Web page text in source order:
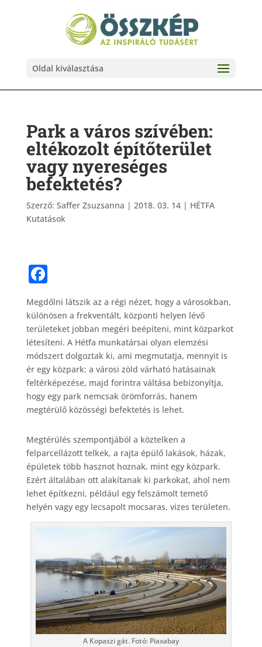
Oldal kiválasztása
Park a város szívében:
eltékozolt építőterület
vagy nyereséges
befektetés?
Szerző: Saffer Zsuzsanna | 2018. 03. 14| HÉTFA
Kutatások
F
a
c
e
b
o
o
k
Megdőlni látszik az a régi nézet, hogy a városokban,
különösen a frekventált, központi helyen lévő
területeket jobban megéri beépíteni, mint közparkot
létesíteni. A Hétfa munkatársai olyan elemzési
módszert dolgoztak ki, ami megmutatja, mennyit is
ér egy közpark: a városi zöld várható hatásainak
feltérképezése, majd forintra váltása bebizonyítja,
hogy egy park nemcsak örömforrás, hanem
megtérülő közösségi befektetés is lehet.
Megtérülés szempontjából a köztelken a
felparcellázott telkek, a rajta épülő lakások, házak,
épületek több hasznot hoznak, mint egy közpark.
Ezért általában ott alakítanak ki parkokat, ahol nem
lehet építkezni, például egy felszámolt temető
helyén vagy egy lecsapolt mocsaras, vizes területen.
A Kopaszi gát. Fotó: Piaxabay